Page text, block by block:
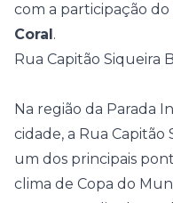
com a participação do
Coral.
Rua Capitão Siqueira
Na região da Parada
cidade, a Rua
um dos principais
clima de Copa do